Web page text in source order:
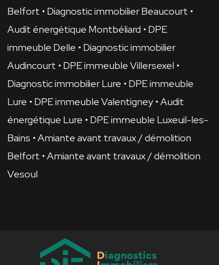
Belfort
Diagnostic immobilier Beaucourt
Audit énergétique Montbéliard
DPE
immeuble Delle
Diagnostic immobilier
Audincourt
DPE immeuble Villersexel
Diagnostic immobilier Lure
DPE immeuble
Lure
DPE immeuble Valentigney Audit
énergétique Lure
DPE immeuble Luxeuil-les-
Bains
Amiante avant travaux / démolition
Belfort
Amiante avant travaux / démolition
Vesoul